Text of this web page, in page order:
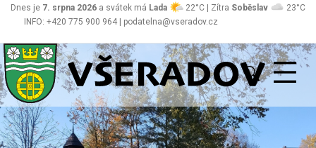
INFO: +420 775 900 964 | podatelna@vseradov.cz
Dnes je 7. srpna 2026 a svátek má Lada 22°C | Zítra Soběslav 23°C
Všeradov